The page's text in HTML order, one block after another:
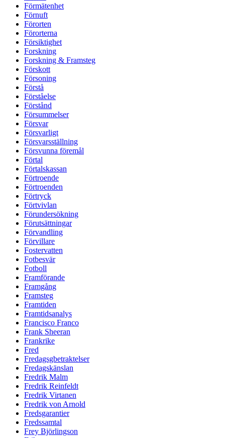
Förmätenhet
Förnuft
Förorten
Förorterna
Försiktighet
Forskning
Forskning & Framsteg
Förskott
Försoning
Förstå
Förståelse
Förstånd
Försummelser
Försvar
Försvarligt
Försvarsställning
Försvunna föremål
Förtal
Förtalskassan
Förtroende
Förtroenden
Förtryck
Förtvivlan
Förundersökning
Förutsättningar
Förvandling
Förvillare
Fostervatten
Fotbesvär
Fotboll
Framförande
Framgång
Framsteg
Framtiden
Framtidsanalys
Francisco Franco
Frank Sheeran
Frankrike
Fred
Fredagsgbetraktelser
Fredagskänslan
Fredrik Malm
Fredrik Reinfeldt
Fredrik Virtanen
Fredrik von Arnold
Fredsgarantier
Fredssamtal
Frey Björlingson